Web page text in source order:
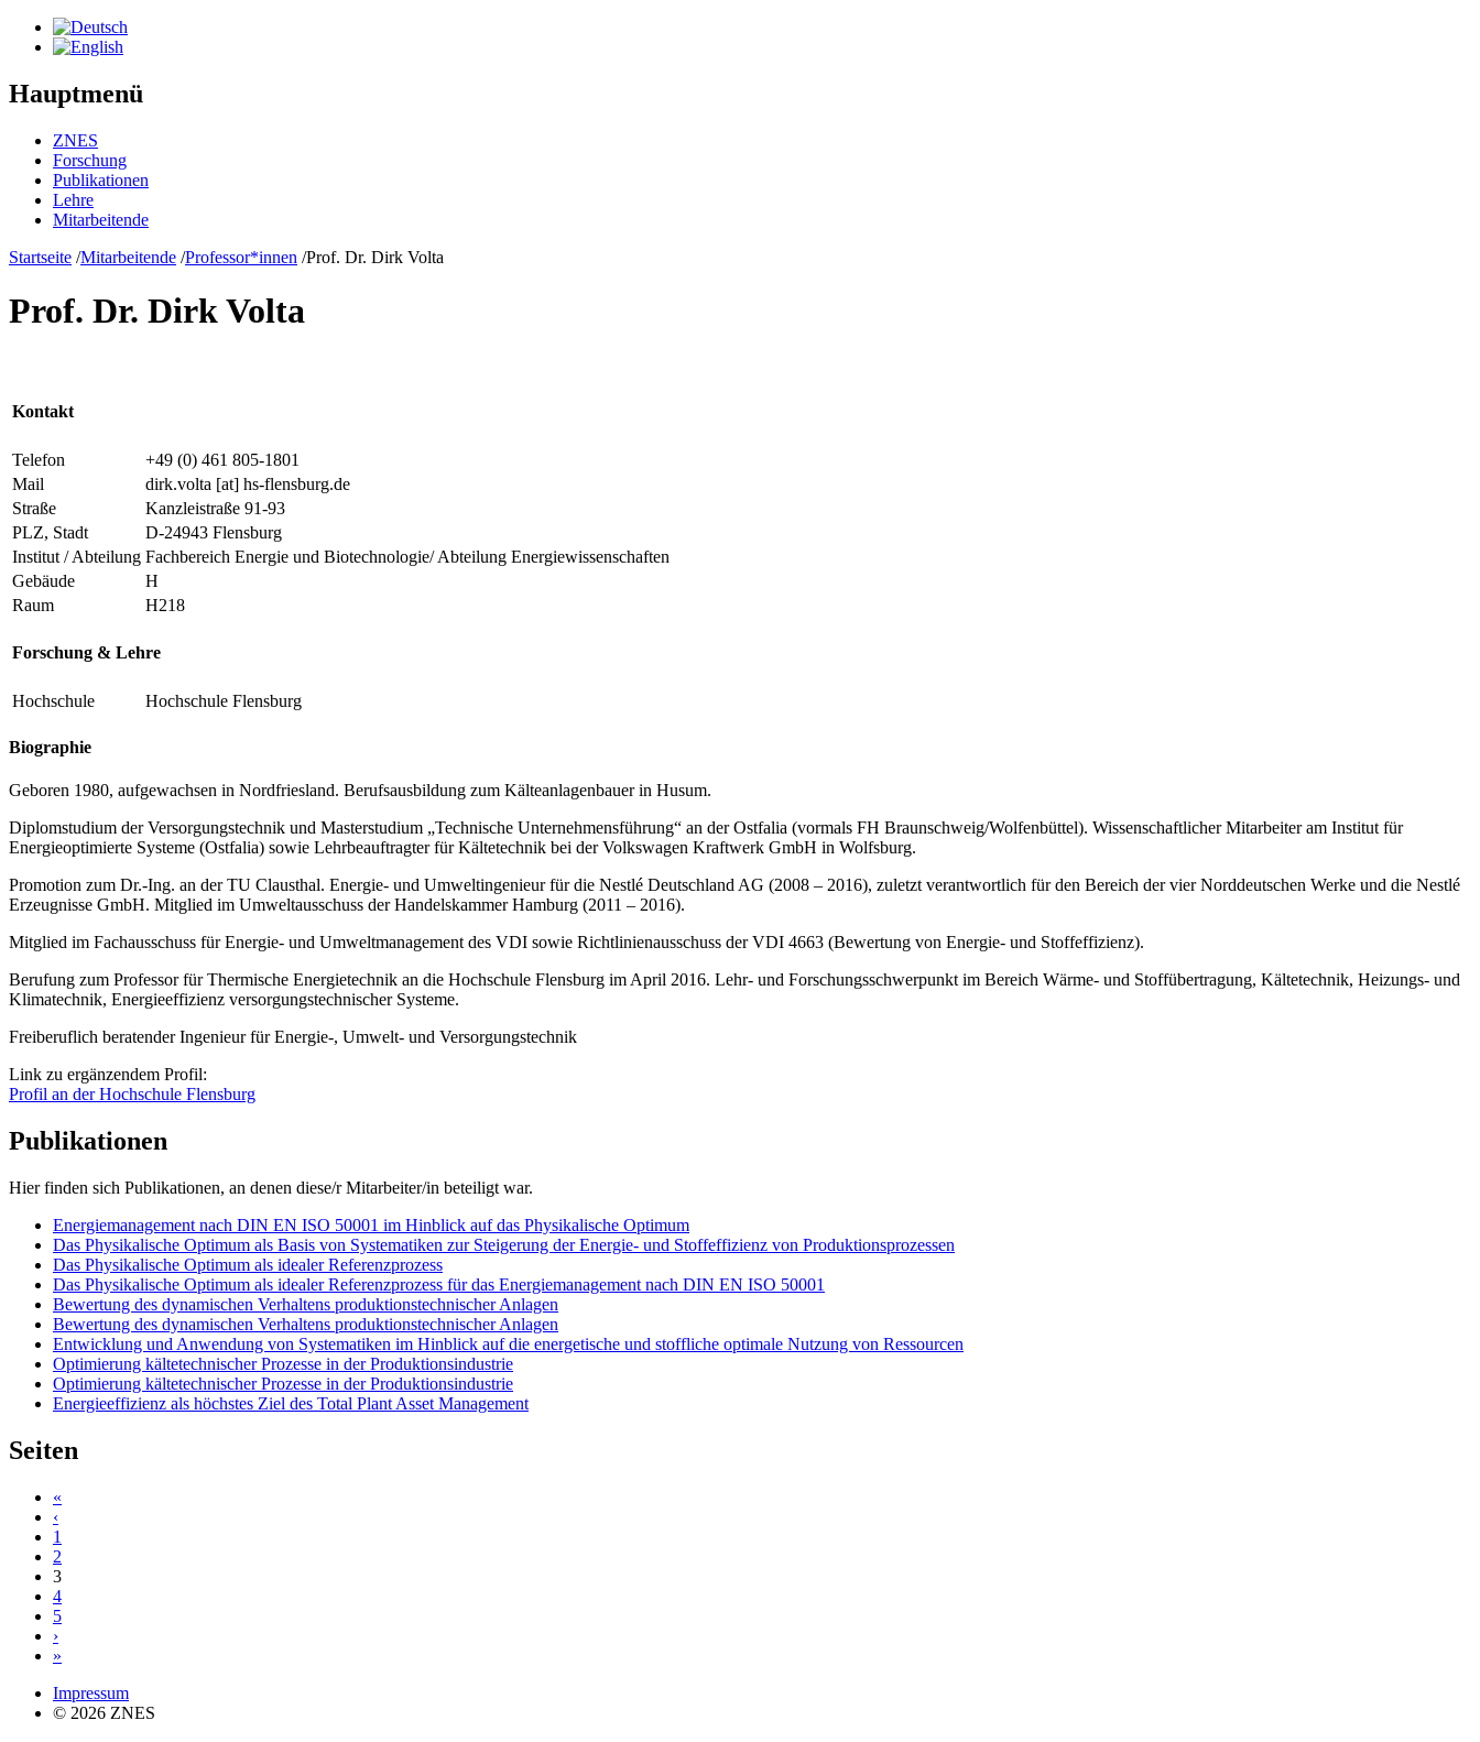
Hauptmenü
ZNES
Forschung
Publikationen
Lehre
Mitarbeitende
Startseite /Mitarbeitende /Professor*innen /Prof. Dr. Dirk Volta
Prof. Dr. Dirk Volta
Kontakt
Telefon
+49 (0) 461 805-1801
Mail
dirk.volta [at] hs-flensburg.de
Straße
Kanzleistraße 91-93
PLZ, Stadt
D-24943 Flensburg
Institut / Abteilung Fachbereich Energie und Biotechnologie/ Abteilung Energiewissenschaften
Gebäude
H
Raum
H218
Forschung & Lehre
Hochschule Hochschule Flensburg
Biographie
Geboren 1980, aufgewachsen in Nordfriesland. Berufsausbildung zum Kälteanlagenbauer in Husum.
Diplomstudium der Versorgungstechnik und Masterstudium „Technische Unternehmensführung“ an der Ostfalia (vormals FH Braunschweig/Wolfenbüttel). Wissenschaftlicher Mitarbeiter am Institut für
Energieoptimierte Systeme (Ostfalia) sowie Lehrbeauftragter für Kältetechnik bei der Volkswagen Kraftwerk GmbH in Wolfsburg.
Promotion zum Dr.-Ing. an der TU Clausthal. Energie- und Umweltingenieur für die Nestlé Deutschland AG (2008 – 2016), zuletzt verantwortlich für den Bereich der vier Norddeutschen Werke und die Nestlé
Erzeugnisse GmbH. Mitglied im Umweltausschuss der Handelskammer Hamburg (2011 – 2016).
Mitglied im Fachausschuss für Energie- und Umweltmanagement des VDI sowie Richtlinienausschuss der VDI 4663 (Bewertung von Energie- und Stoffeffizienz).
Berufung zum Professor für Thermische Energietechnik an die Hochschule Flensburg im April 2016. Lehr- und Forschungsschwerpunkt im Bereich Wärme- und Stoffübertragung, Kältetechnik, Heizungs- und
Klimatechnik, Energieeffizienz versorgungstechnischer Systeme.
Freiberuflich beratender Ingenieur für Energie-, Umwelt- und Versorgungstechnik
Link zu ergänzendem Profil:
Profil an der Hochschule Flensburg
Publikationen
Hier finden sich Publikationen, an denen diese/r Mitarbeiter/in beteiligt war.
Energiemanagement nach DIN EN ISO 50001 im Hinblick auf das Physikalische Optimum
Das Physikalische Optimum als Basis von Systematiken zur Steigerung der Energie- und Stoffeffizienz von Produktionsprozessen
Das Physikalische Optimum als idealer Referenzprozess
Das Physikalische Optimum als idealer Referenzprozess für das Energiemanagement nach DIN EN ISO 50001
Bewertung des dynamischen Verhaltens produktionstechnischer Anlagen
Bewertung des dynamischen Verhaltens produktionstechnischer Anlagen
Entwicklung und Anwendung von Systematiken im Hinblick auf die energetische und stoffliche optimale Nutzung von Ressourcen
Optimierung kältetechnischer Prozesse in der Produktionsindustrie
Optimierung kältetechnischer Prozesse in der Produktionsindustrie
Energieeffizienz als höchstes Ziel des Total Plant Asset Management
Seiten
«
‹
1
2
3
4
5
›
»
Impressum
© 2026 ZNES